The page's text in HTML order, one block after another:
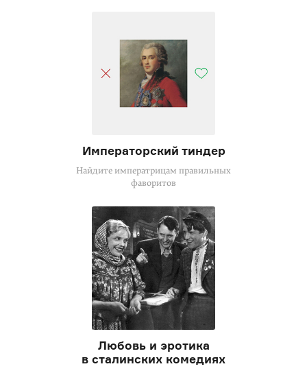
Императорский тиндер
Найдите императрицам правильных
фаворитов
Любовь и эротика
в сталинских комедиях